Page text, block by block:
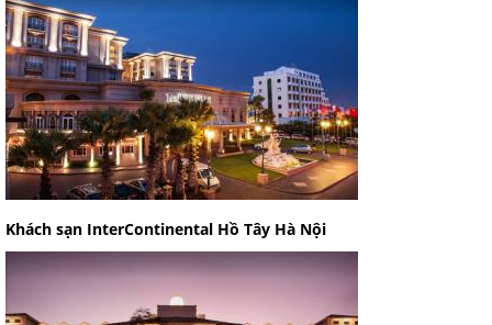
Khách sạn InterContinental Hồ Tây Hà Nội